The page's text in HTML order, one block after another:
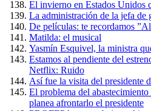
El invierno en Estados Unidos
La administración de la jefa de
De películas: te recordamos
Matilda: el musical
Yasmín Esquivel, la ministra
Estamos al pendiente del
Netflix: Ruido
Así fue la visita del presidente
El problema del
planea afrontarlo el presidente